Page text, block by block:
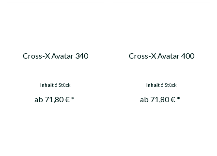
Cross-X Avatar 340
Inhalt6 Stück
ab 71,80 € *
Cross-X Avatar 400
Inhalt6 Stück
ab 71,80 € *